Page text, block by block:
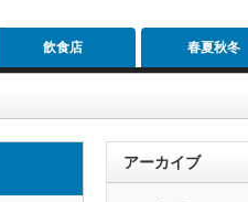
飲食店 春夏秋冬
アーカイブ